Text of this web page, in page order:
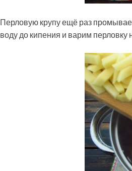
Перловую крупу ещё раз
воду до кипения и варим